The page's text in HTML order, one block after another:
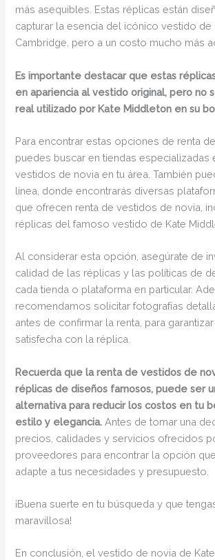
más asequibles. Estas réplicas están
capturar la esencia del icónico vestido de
Cambridge, pero a un costo mucho más
Es importante destacar que estas
en apariencia al vestido original, pero no
real utilizado por Kate Middleton en su
Para encontrar estas opciones de renta
puedes buscar en tiendas especializadas
vestidos de novia en tu área. También
línea, donde encontrarás diversas
que ofrecen renta de vestidos de novia,
réplicas del famoso vestido de Kate
Al considerar esta opción, asegúrate de
calidad de las réplicas y las políticas de
cada tienda o plataforma en particular.
recomendamos solicitar fotografías
antes de confirmar la renta, para
satisfecha con la réplica.
Recuerda que la renta de vestidos de
réplicas de diseños famosos, puede ser
alternativa para reducir los costos en tu
estilo y elegancia. Antes de tomar una
precios, calidades y servicios ofrecidos
proveedores para encontrar la opción
adapte a tus necesidades y presupuesto.
¡Buena suerte en tu búsqueda y que
maravillosa!
En conclusión, el vestido de novia de